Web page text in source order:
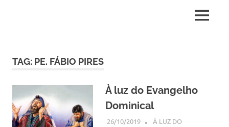
Espírito
–
Brasil
MENU
TAG: PE. FÁBIO PIRES
À luz do Evangelho
Dominical
26/10/2019 SSPS BRASIL
À LUZ DO